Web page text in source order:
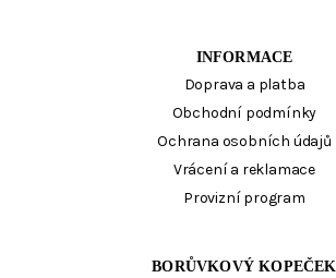
INFORMACE
Doprava a platba
Obchodní podmínky
Ochrana osobních údajů
Vrácení a reklamace
Provizní program
BORŮVKOVÝ KOPEČEK